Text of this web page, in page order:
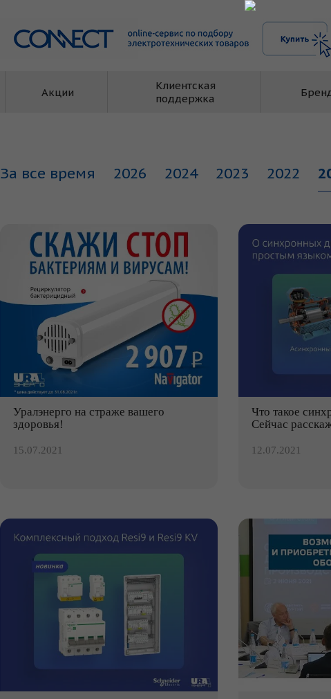
Акции
Клиентская
поддержка
За все время 2026 2024 2023 2022
Уралэнерго на страже вашего
здоровья!
15.07.2021
Что такое
Сейчас
12.07.2021